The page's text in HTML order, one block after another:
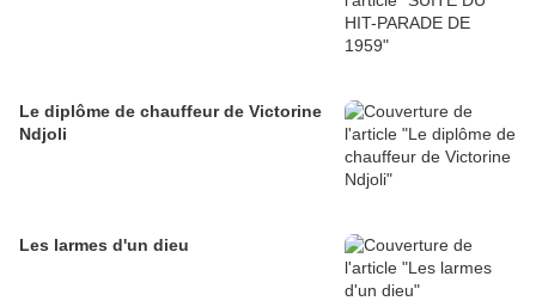
Le diplôme de chauffeur de Victorine
Ndjoli
Les larmes d'un dieu